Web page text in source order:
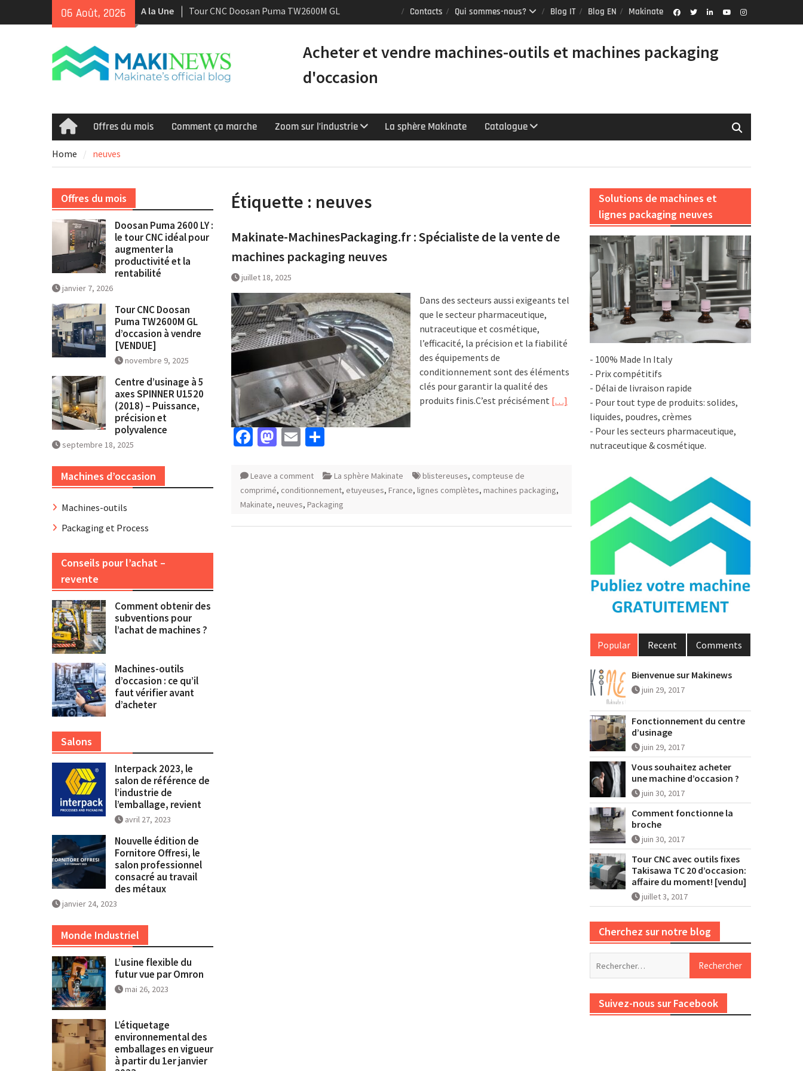
06 Août, 2026 A la Une
Tour CNC Doosan Puma TW2600M GL
d’occasion à vendre [VENDUE]
d’occasion récents équipés du contrôle
Smooth et de la technologie
multitâche
idéal pour augmenter la productivité
et la rentabilité
Contacts Qui sommes-nous? Blog IT Blog EN Makinate
Acheter et vendre machines-outils et machines packaging
d'occasion
HomeOffres du mois Comment ça marche Zoom sur l’industrie La sphère Makinate Catalogue
Home neuves
Étiquette : neuves
Makinate-MachinesPackaging.fr : Spécialiste de la vente de
machines packaging neuves
juillet 18, 2025
Dans des secteurs aussi exigeants tel
que le secteur pharmaceutique,
nutraceutique et cosmétique,
l’efficacité, la précision et la fiabilité
des équipements de
conditionnement sont des éléments
clés pour garantir la qualité des
produits finis.C’est précisément […]
Facebook
Mastodon
Email
Leave a comment La sphère Makinate blistereuses, compteuse de
comprimé, conditionnement, etuyeuses, France, lignes complètes, machines packaging,
Makinate, neuves, Packaging
Solutions de machines et
lignes packaging neuves
- 100% Made In Italy
- Prix compétitifs
- Délai de livraison rapide
- Pour tout type de produits: solides,
liquides, poudres, crèmes
- Pour les secteurs pharmaceutique,
nutraceutique & cosmétique.
Popular Recent Comments
Bienvenue sur Makinews
juin 29, 2017
Fonctionnement du centre
d’usinage
juin 29, 2017
Vous souhaitez acheter
une machine d’occasion ?
juin 30, 2017
Comment fonctionne la
broche
juin 30, 2017
Tour CNC avec outils fixes
Takisawa TC 20 d’occasion:
affaire du moment! [vendu]
juillet 3, 2017
Cherchez sur notre blog
Suivez-nous sur Facebook
Offres du mois
Doosan Puma 2600 LY :
le tour CNC idéal pour
augmenter la
productivité et la
rentabilité
janvier 7, 2026
Tour CNC Doosan
Puma TW2600M GL
d’occasion à vendre
[VENDUE]
novembre 9, 2025
Centre d’usinage à 5
axes SPINNER U1520
(2018) – Puissance,
précision et
polyvalence
septembre 18, 2025
Machines d’occasion
Machines-outils
Packaging et Process
Conseils pour l’achat –
revente
Comment obtenir des
subventions pour
l’achat de machines ?
Machines-outils
d’occasion : ce qu’il
faut vérifier avant
d’acheter
Salons
Interpack 2023, le
salon de référence de
l’industrie de
l’emballage, revient
avril 27, 2023
Nouvelle édition de
Fornitore Offresi, le
salon professionnel
consacré au travail
des métaux
janvier 24, 2023
Monde Industriel
L’usine flexible du
futur vue par Omron
mai 26, 2023
L’étiquetage
environnemental des
emballages en vigueur
à partir du 1er janvier